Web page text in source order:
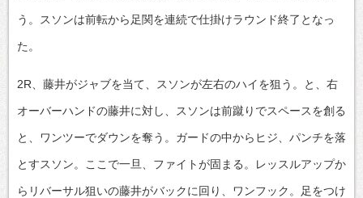
う。スソンは前転から足関を連続で仕掛けラウンド終了となっ
た。
2R、藤井がジャブを当て、スソンが左右のハイを狙う。と、右
オーバーハンドの藤井に対し、スソンは前蹴りでスペースを創る
と、ワンツーでダウンを奪う。ガードの中からヒジ、パンチを落
とすスソン。ここで一旦、ファイトが固まる。レッスルアップか
らリバーサル狙いの藤井がバックに回り、ワンフック。足をつけ